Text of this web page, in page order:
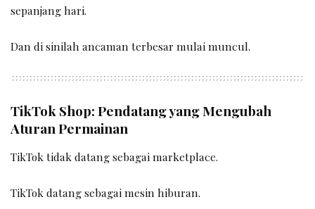
sepanjang hari.
Dan di sinilah ancaman terbesar mulai muncul.
TikTok Shop: Pendatang yang Mengubah
Aturan Permainan
TikTok tidak datang sebagai marketplace.
TikTok datang sebagai mesin hiburan.